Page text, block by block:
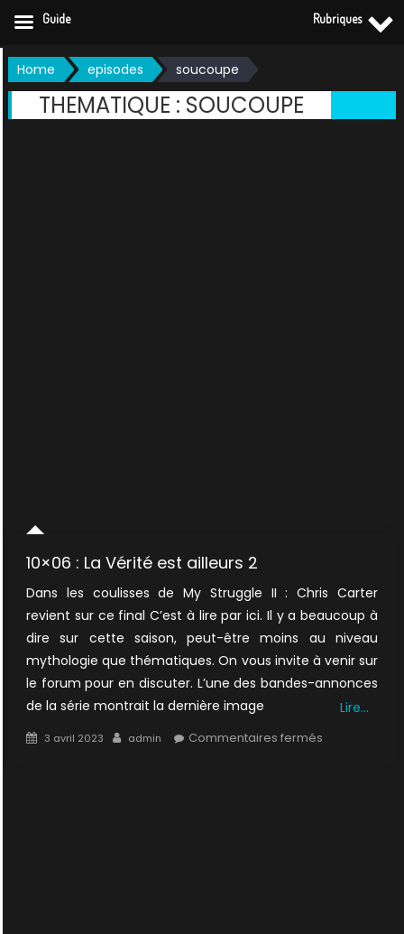
Skip
to
content
Home episodes soucoupe
THEMATIQUE : SOUCOUPE
10×06 : La Vérité est ailleurs 2
Dans les coulisses de My Struggle II : Chris Carter
revient sur ce final C’est à lire par ici. Il y a beaucoup à
dire sur cette saison, peut-être moins au niveau
mythologie que thématiques. On vous invite à venir sur
le forum pour en discuter. L’une des bandes-annonces
de la série montrait la dernière image
Lire…
Posted
3 avril 2023 Author
admin Commentaires ferméssur
Guide Rubriques